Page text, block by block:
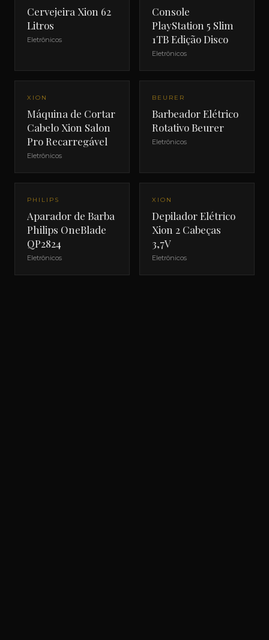
Cervejeira Xion 62
Litros
Eletrônicos
Console
PlayStation 5 Slim
1TB Edição Disco
Eletrônicos
XION
Máquina de Cortar
Cabelo Xion Salon
Pro Recarregável
Eletrônicos
BEURER
Barbeador Elétrico
Rotativo Beurer
Eletrônicos
PHILIPS
Aparador de Barba
Philips OneBlade
QP2824
Eletrônicos
NOVO
XION
Depilador Elétrico
Xion 2 Cabeças
3,7V
Eletrônicos